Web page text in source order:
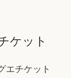
ケット
エチケット